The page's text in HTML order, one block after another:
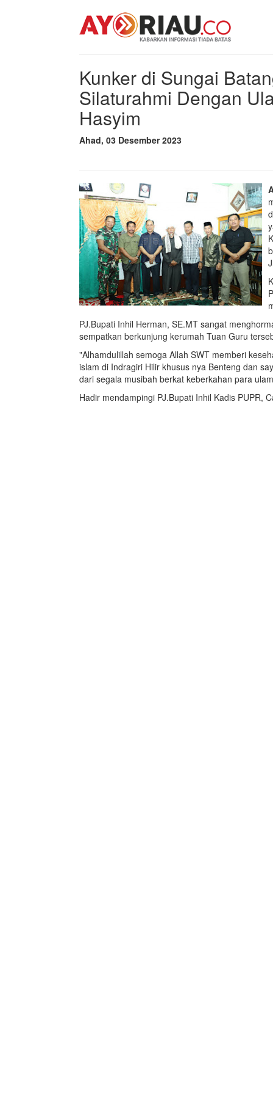
Kunker di Sungai
Silaturahmi Dengan
Hasyim
Ahad, 03 Desember 2023
PJ.Bupati Inhil Herman, SE.MT sangat
sempatkan berkunjung kerumah Tuan Guru
"Alhamdulillah semoga Allah SWT memberi
islam di Indragiri Hilir khusus nya Benteng dan
dari segala musibah berkat keberkahan para
Hadir mendampingi PJ.Bupati Inhil Kadis PUPR,